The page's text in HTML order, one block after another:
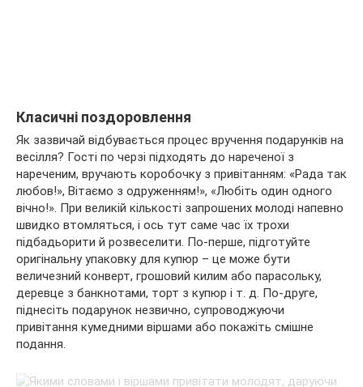
Класичні поздоровлення
Як зазвичай відбувається процес вручення подарунків на
весілля? Гості по черзі підходять до нареченої з
нареченим, вручають коробочку з привітанням: «Рада так
любов!», Вітаємо з одруженням!», «Любіть один одного
вічно!». При великій кількості запрошених молоді напевно
швидко втомляться, і ось тут саме час їх трохи
підбадьорити й розвеселити. По-перше, підготуйте
оригінальну упаковку для купюр – це може бути
величезний конверт, грошовий килим або парасольку,
деревце з банкнотами, торт з купюр і т. д. По-друге,
піднесіть подарунок незвично, супроводжуючи
привітання кумедними віршами або покажіть смішне
подання.